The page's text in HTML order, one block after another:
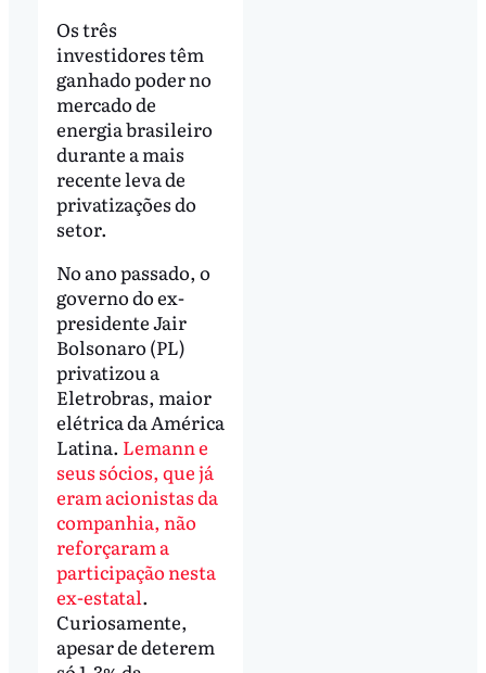
Os três
investidores têm
ganhado poder no
mercado de
energia brasileiro
durante a mais
recente leva de
privatizações do
setor.
No ano passado, o
governo do ex-
presidente Jair
Bolsonaro (PL)
privatizou a
Eletrobras, maior
elétrica da América
Latina. Lemann e
seus sócios, que já
eram acionistas da
companhia, não
reforçaram a
participação nesta
ex-estatal.
Curiosamente,
apesar de deterem